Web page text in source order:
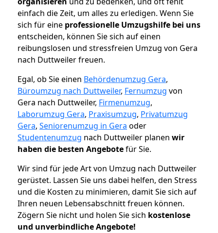
einfach die Zeit, um alles zu erledigen. Wenn Sie
sich für eine professionelle Umzugshilfe bei uns
entscheiden, können Sie sich auf einen
reibungslosen und stressfreien Umzug von Gera
nach Duttweiler freuen.
Egal, ob Sie einen Behördenumzug Gera,
Büroumzug nach Duttweiler, Fernumzug von
Gera nach Duttweiler, Firmenumzug,
Laborumzug Gera, Praxisumzug, Privatumzug
Gera, Seniorenumzug in Gera oder
Studentenumzug nach Duttweiler planen wir
haben die besten Angebotefür Sie.
Wir sind für jede Art von Umzug nach Duttweiler
gerüstet. Lassen Sie uns dabei helfen, den Stress
und die Kosten zu minimieren, damit Sie sich auf
Ihren neuen Lebensabschnitt freuen können.
Zögern Sie nicht und holen Sie sich kostenlose
und unverbindliche Angebote!